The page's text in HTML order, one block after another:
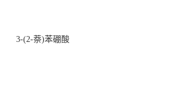
3-(2-萘)苯硼酸